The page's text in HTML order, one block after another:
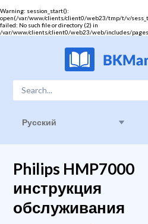
Warning: session_start():
open(/var/www/clients/client0/web23/tmp/t/v/
failed: No such file or directory (2) in
/var/www/clients/client0/web23/web/includes/
Русский
Philips HMP7000
инструкция
обслуживания